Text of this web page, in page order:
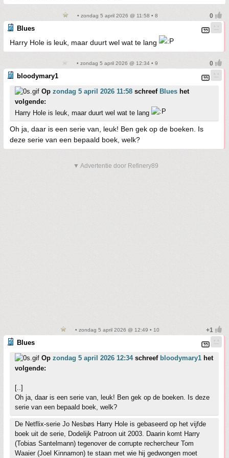
• zondag 5 april 2026 @ 11:58 • 8
Blues
Harry Hole is leuk, maar duurt wel wat te lang
• zondag 5 april 2026 @ 12:34 • 9
bloodymary1
Op zondag 5 april 2026 11:58 schreef Blues het
volgende:
Harry Hole is leuk, maar duurt wel wat te lang
Oh ja, daar is een serie van, leuk! Ben gek op de boeken. Is
deze serie van een bepaald boek, welk?
▼ Advertentie door Refinery89
• zondag 5 april 2026 @ 12:49 • 10
Blues
Op zondag 5 april 2026 12:34schreef bloodymary1 het
volgende:
[..]
Oh ja, daar is een serie van, leuk! Ben gek op de boeken. Is deze
serie van een bepaald boek, welk?
De Netflix-serie Jo Nesbøs Harry Hole is gebaseerd op het vijfde
boek uit de serie, Dodelijk Patroon uit 2003. Daarin komt Harry
(Tobias Santelmann) tegenover de corrupte rechercheur Tom
Waaier (Joel Kinnamon) te staan met wie hij gedwongen moet